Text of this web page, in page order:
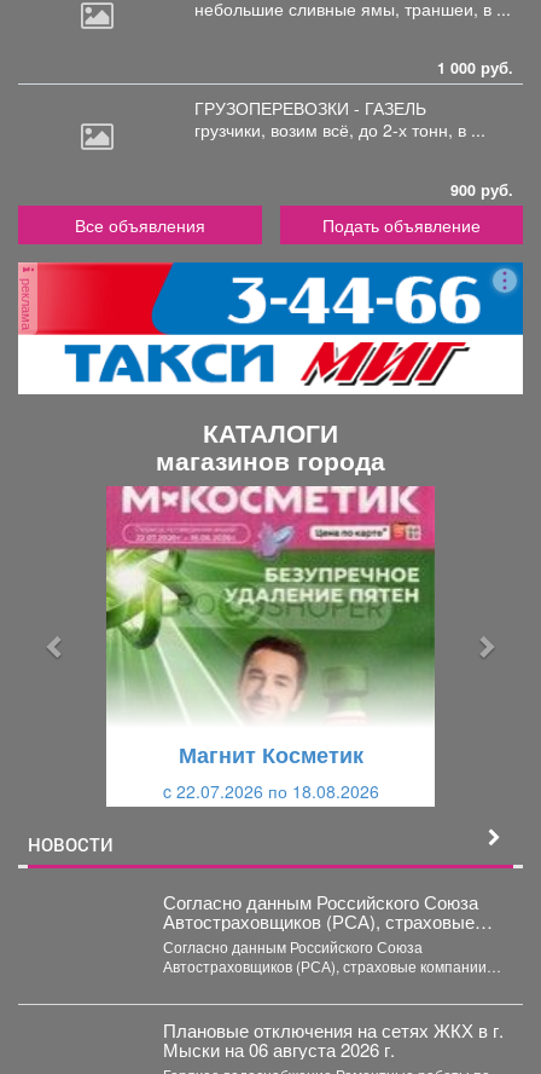
небольшие сливные ямы, траншеи, в ...
1 000 руб.
ГРУЗОПЕРЕВОЗКИ - ГАЗЕЛЬ
грузчики, возим всё, до 2-х тонн, в ...
900 руб.
Все объявления Подать объявление
реклама
КАТАЛОГИ
магазинов города
Магнит Косметик
c 22.07.2026 по 18.08.2026
НОВОСТИ
Согласно данным Российского Союза
Автостраховщиков (РСА), страховые
компании за первое полугодие 2026 года
выплатили более 35,3 млрд руб.
Согласно данным Российского Союза
Автостраховщиков (РСА), страховые компании
более...
Плановые отключения на сетях ЖКХ в г.
Мыски на 06 августа 2026 г.